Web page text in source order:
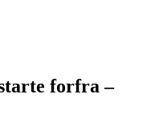
forfra –